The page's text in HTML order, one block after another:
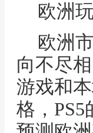
欧洲
欧洲
向不尽
游戏和
格，